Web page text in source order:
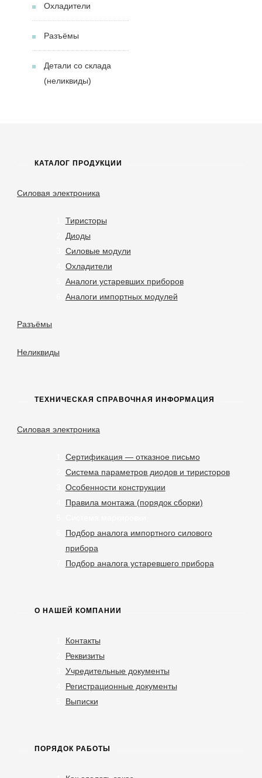
Охладители
Разъёмы
Детали со склада
(неликвиды)
КАТАЛОГ ПРОДУКЦИИ
Силовая электроника
Тиристоры
Диоды
Силовые модули
Охладители
Аналоги устаревших приборов
Аналоги импортных модулей
Разъёмы
Неликвиды
ТЕХНИЧЕСКАЯ СПРАВОЧНАЯ ИНФОРМАЦИЯ
Силовая электроника
Сертификация — отказное письмо
Система параметров диодов и тиристоров
Особенности конструкции
Правила монтажа (порядок сборки)
Подбор аналога импортного силового
прибора
Подбор аналога устаревшего прибора
О НАШЕЙ КОМПАНИИ
Контакты
Реквизиты
Учредительные документы
Регистрационные документы
Выписки
ПОРЯДОК РАБОТЫ